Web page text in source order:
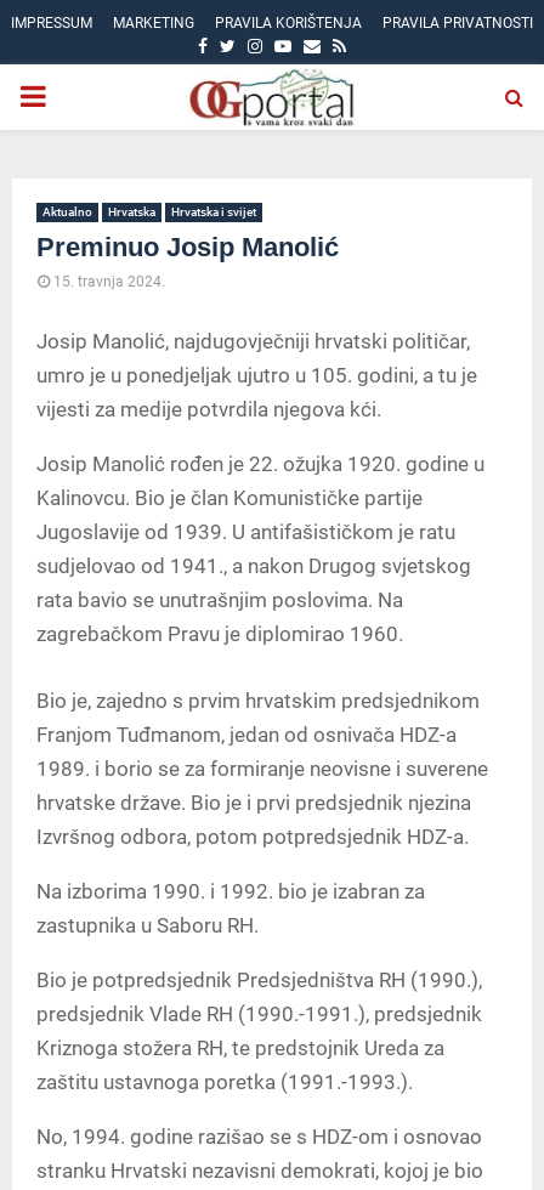
IMPRESSUM MARKETING PRAVILA KORIŠTENJA PRAVILA PRIVATNOSTI
FACEBOOK
TWITTER
INSTAGRAM
YOUTUBE
EMAIL
RSS
PRIMARY
Aktualno Hrvatska Hrvatska i svijet
Preminuo Josip Manolić
15. travnja 2024.
Josip Manolić, najdugovječniji hrvatski političar,
umro je u ponedjeljak ujutro u 105. godini, a tu je
vijesti za medije potvrdila njegova kći.
Josip Manolić rođen je 22. ožujka 1920. godine u
Kalinovcu. Bio je član Komunističke partije
Jugoslavije od 1939. U antifašističkom je ratu
sudjelovao od 1941., a nakon Drugog svjetskog
rata bavio se unutrašnjim poslovima. Na
zagrebačkom Pravu je diplomirao 1960.
Bio je, zajedno s prvim hrvatskim predsjednikom
Franjom Tuđmanom, jedan od osnivača HDZ-a
1989. i borio se za formiranje neovisne i suverene
hrvatske države. Bio je i prvi predsjednik njezina
Izvršnog odbora, potom potpredsjednik HDZ-a.
Na izborima 1990. i 1992. bio je izabran za
zastupnika u Saboru RH.
Bio je potpredsjednik Predsjedništva RH (1990.),
predsjednik Vlade RH (1990.-1991.), predsjednik
Kriznoga stožera RH, te predstojnik Ureda za
zaštitu ustavnoga poretka (1991.-1993.).
No, 1994. godine razišao se s HDZ-om i osnovao
stranku Hrvatski nezavisni demokrati, kojoj je bio